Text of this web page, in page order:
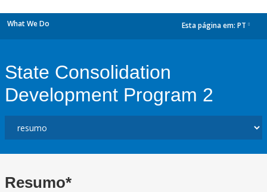
What We Do Esta página em: PT
State Consolidation
Development Program 2
Resumo*